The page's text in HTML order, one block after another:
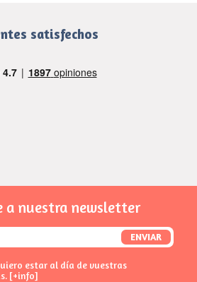
satisfechos
a nuestra newsletter
ENVIAR
estar al día de vuestras
[+info]